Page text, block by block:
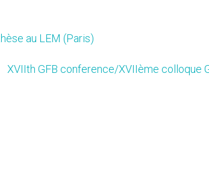
au LEM (Paris)
XVIIth GFB conference/XVIIème colloque